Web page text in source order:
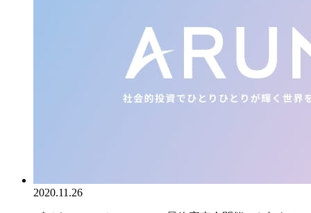
2020.11.26